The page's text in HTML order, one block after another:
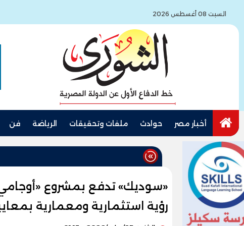
السبت 08 أغسطس 2026
أخبار مصر حوادث ملفات وتحقيقات الرياضة فن
«سوديك» تدفع بمشروع
رؤية استثمارية ومعمارية